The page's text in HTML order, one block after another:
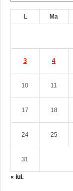
L Ma
3 4
10 11
17 18
24 25
31
« iul.